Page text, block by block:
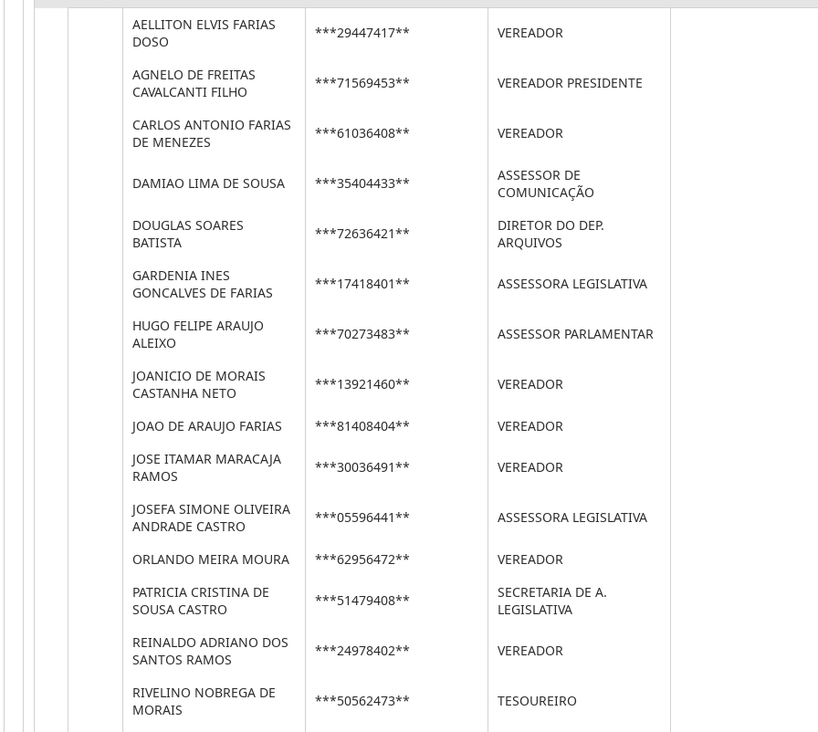
AELLITON ELVIS FARIAS
DOSO
***29447417** VEREADOR
AGNELO DE FREITAS
CAVALCANTI FILHO
***71569453** VEREADOR PRESIDENTE
CARLOS ANTONIO FARIAS
DE MENEZES
***61036408** VEREADOR
DAMIAO LIMA DE SOUSA ***35404433**
ASSESSOR DE
COMUNICAÇÃO
DOUGLAS SOARES
BATISTA
***72636421**
DIRETOR DO DEP.
ARQUIVOS
GARDENIA INES
GONCALVES DE FARIAS
***17418401** ASSESSORA LEGISLATIVA
HUGO FELIPE ARAUJO
ALEIXO
***70273483** ASSESSOR PARLAMENTAR
JOANICIO DE MORAIS
CASTANHA NETO
***13921460** VEREADOR
JOAO DE ARAUJO FARIAS ***81408404** VEREADOR
JOSE ITAMAR MARACAJA
RAMOS
***30036491** VEREADOR
JOSEFA SIMONE OLIVEIRA
ANDRADE CASTRO
***05596441** ASSESSORA LEGISLATIVA
ORLANDO MEIRA MOURA ***62956472** VEREADOR
PATRICIA CRISTINA DE
SOUSA CASTRO
***51479408**
SECRETARIA DE A.
LEGISLATIVA
REINALDO ADRIANO DOS
SANTOS RAMOS
***24978402** VEREADOR
RIVELINO NOBREGA DE
MORAIS
***50562473** TESOUREIRO